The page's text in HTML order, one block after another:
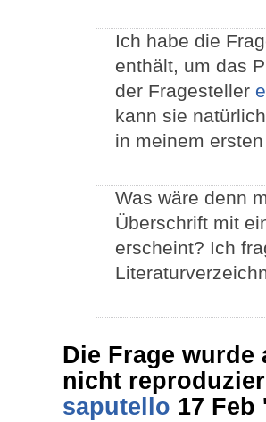
Ich habe die
enthält, um das
der Fragesteller
kann sie
in meinem
Was wäre denn
Überschrift mit
erscheint? Ich
Die Frage
nicht
saputello 17 Feb